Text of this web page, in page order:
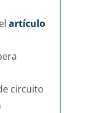
artículo
circuito